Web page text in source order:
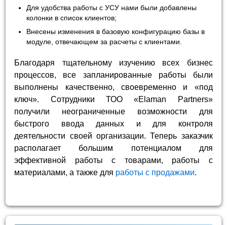
Для удобства работы с УСУ нами были добавлены
колонки в список клиентов;
Внесены изменения в базовую конфигурацию базы в
модуле, отвечающем за расчеты с клиентами.
Благодаря тщательному изучению всех бизнес
процессов, все запланированные работы были
выполнены качественно, своевременно и «под
ключ». Сотрудники ТОО «Elaman Partners»
получили неограниченные возможности для
быстрого ввода данных и для контроля
деятельности своей организации. Теперь заказчик
располагает большим потенциалом для
эффективной работы с товарами, работы с
материалами, а также для работы с продажами.